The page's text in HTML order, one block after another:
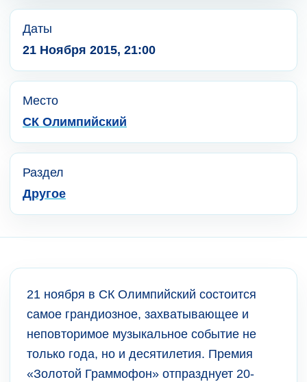
Даты
21 Ноября 2015, 21:00
Место
СК Олимпийский
Раздел
Другое
21 ноября в СК Олимпийский состоится
самое грандиозное, захватывающее и
неповторимое музыкальное событие не
только года, но и десятилетия. Премия
«Золотой Граммофон» отпразднует 20-